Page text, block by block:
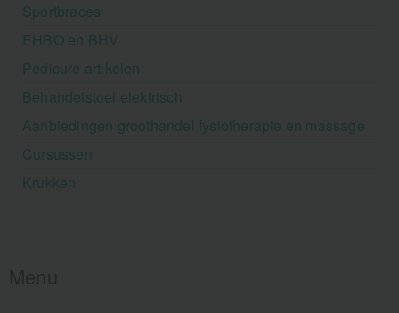
Sportbraces
EHBO en BHV
Pedicure artikelen
Behandelstoel elektrisch
Aanbiedingen groothandel fysiotherapie en massage
Cursussen
Krukken